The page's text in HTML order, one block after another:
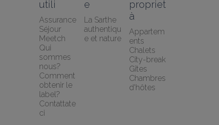
utili
Assurance
Séjour
Meetch
Qui
sommes
nous?
Comment
obtenir le
label?
Contattate
ci
e
La Sarthe
authentiqu
e et nature
propriet
à
Appartem
ents
Chalets
City-break
Gîtes
Chambres
d'hôtes